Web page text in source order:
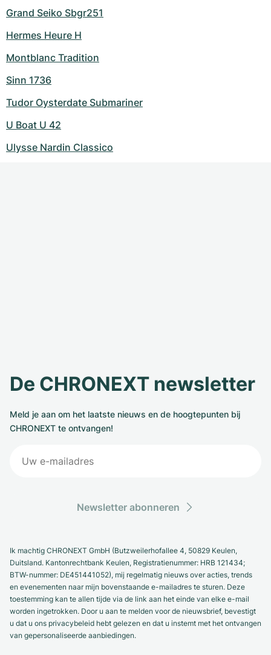
Grand Seiko Sbgr251
Hermes Heure H
Montblanc Tradition
Sinn 1736
Tudor Oysterdate Submariner
U Boat U 42
Ulysse Nardin Classico
De CHRONEXT newsletter
Meld je aan om het laatste nieuws en de hoogtepunten bij
CHRONEXT te ontvangen!
Newsletter abonneren
Ik machtig CHRONEXT GmbH (Butzweilerhofallee 4, 50829 Keulen,
Duitsland. Kantonrechtbank Keulen, Registratienummer: HRB 121434;
BTW-nummer: DE451441052), mij regelmatig nieuws over acties, trends
en evenementen naar mijn bovenstaande e-mailadres te sturen. Deze
toestemming kan te allen tijde via de link aan het einde van elke e-mail
worden ingetrokken. Door u aan te melden voor de nieuwsbrief, bevestigt
u dat u ons privacybeleid hebt gelezen en dat u instemt met het ontvangen
van gepersonaliseerde aanbiedingen.